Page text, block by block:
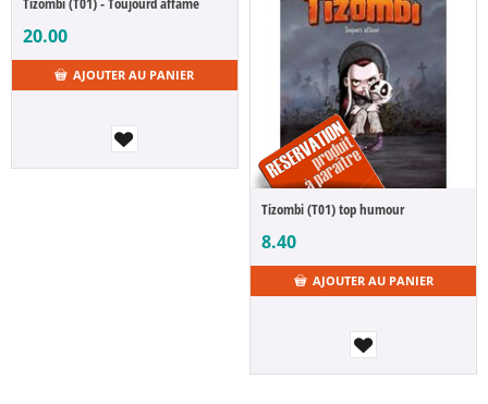
20.00
AJOUTER AU PANIER
Tizombi (T01) top humour
8.40
AJOUTER AU PANIER